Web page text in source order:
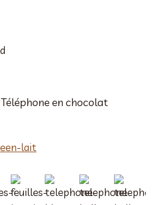
Téléphone en chocolat